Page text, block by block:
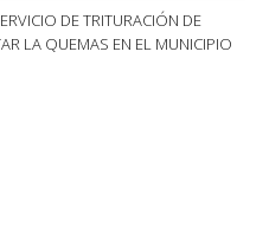
DE TRITURACIÓN DE
LA QUEMAS EN EL MUNICIPIO